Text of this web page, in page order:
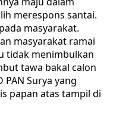
merespons santai.
masyarakat.
masyarakat ramai
tidak menimbulkan
tawa bakal calon
PAN Surya yang
papan atas tampil di